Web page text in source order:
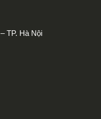
TP. Hà Nội